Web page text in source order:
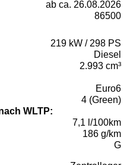
ab ca. 26.08.2026
86500
219 kW / 298 PS
Diesel
2.993 cm³
Euro6
4 (Green)
WLTP:
7,1 l/100km
186 g/km
G